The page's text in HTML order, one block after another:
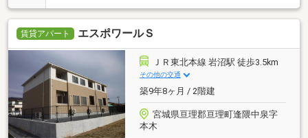
賃貸アパート エスポワールＳ
ＪＲ東北本線 岩沼駅 徒歩3.5km
その他の交通
築9年8ヶ月 / 2階建
宮城県亘理郡亘理町逢隈中泉字
本木